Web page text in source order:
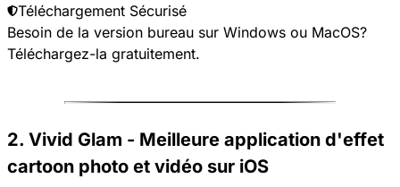
Téléchargement Sécurisé
Besoin de la version bureau sur Windows ou MacOS?
Téléchargez-la gratuitement.
2. Vivid Glam - Meilleure application d'effet
cartoon photo et vidéo sur iOS